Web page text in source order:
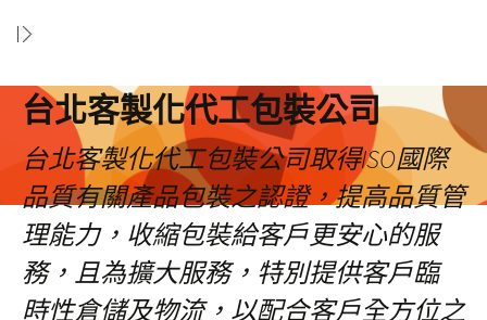
台北客製化代工包裝公司
台北客製化代工包裝公司取得ISO國際
品質有關產品包裝之認證，提高品質管
理能力，收縮包裝給客戶更安心的服
務，且為擴大服務，特別提供客戶臨
時性倉儲及物流，以配合客戶全方位之